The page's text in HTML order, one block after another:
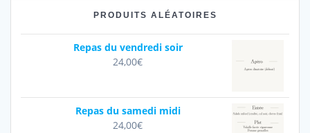
PRODUITS ALÉATOIRES
Repas du vendredi soir
24,00€
Repas du samedi midi
24,00€